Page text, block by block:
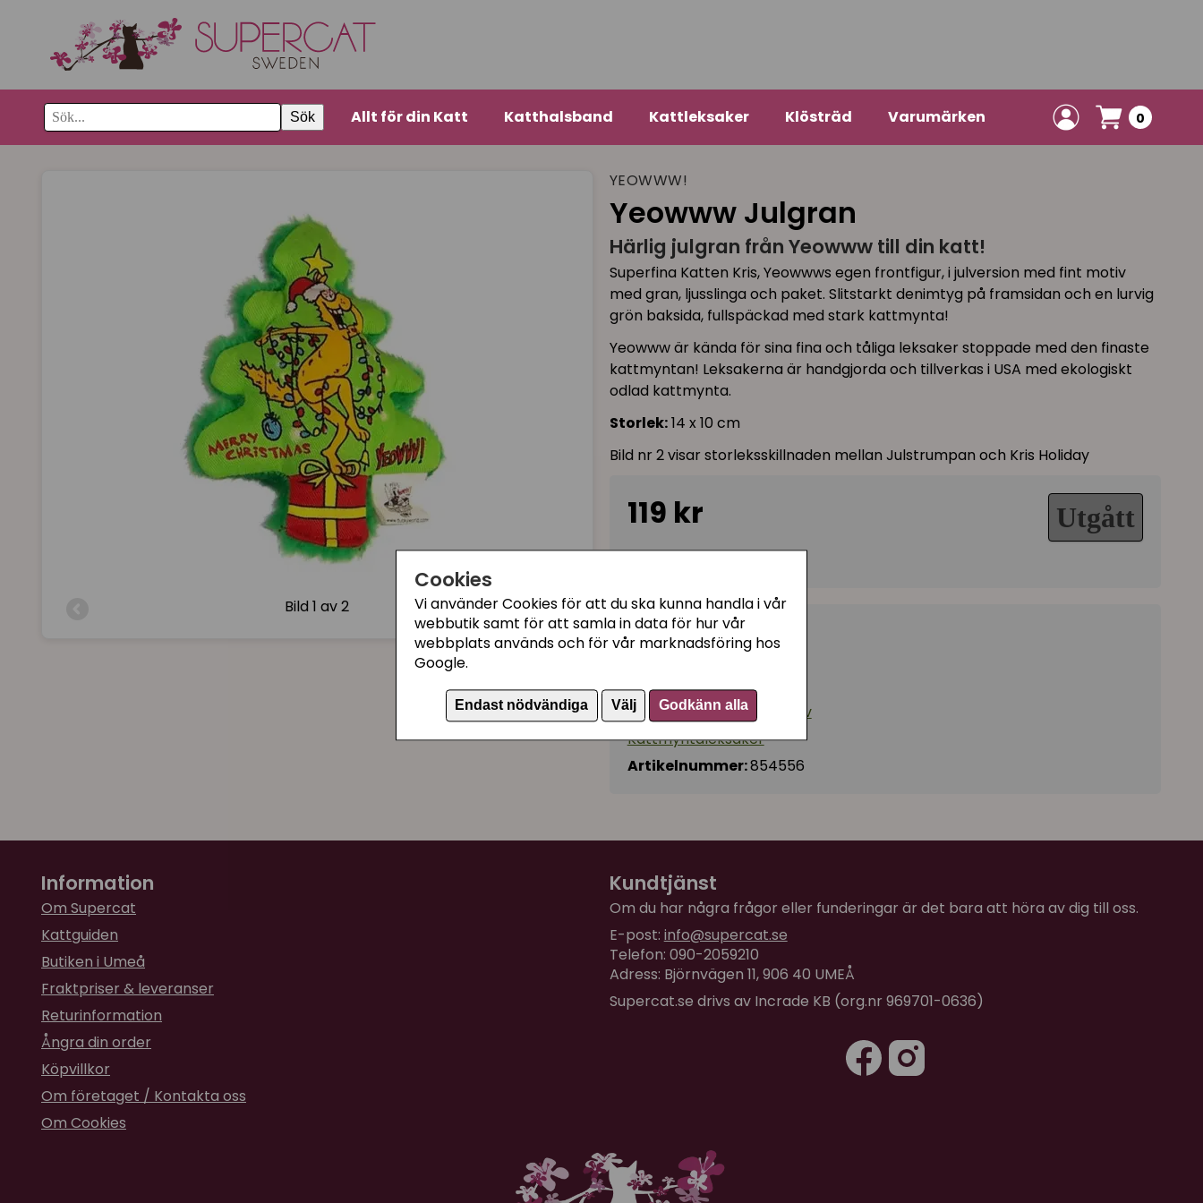
Cookies
Vi använder Cookies för att du ska kunna handla i vår
webbutik samt för att samla in data för hur vår
webbplats används och för vår marknadsföring hos
Google.
Endast nödvändiga Välj Godkänn alla
Sök Allt för din Katt Katthalsband Kattleksaker Klösträd Varumärken 0
Bild1 av 2
YEOWWW!
Yeowww Julgran
Härlig julgran från Yeowww till din katt!
Superfina Katten Kris, Yeowwws egen frontfigur, i julversion med fint motiv
med gran, ljusslinga och paket. Slitstarkt denimtyg på framsidan och en lurvig
grön baksida, fullspäckad med stark kattmynta!
Yeowww är kända för sina fina och tåliga leksaker stoppade med den finaste
kattmyntan! Leksakerna är handgjorda och tillverkas i USA med ekologiskt
odlad kattmynta.
Storlek:14 x 10 cm
Bild nr 2 visar storleksskillnaden mellan Julstrumpan och Kris Holiday
119 kr Utgått
Kategorier:
Juliga kattprodukter
Kattleksaker
Kattleksaker med julmotiv
Kattmyntaleksaker
Artikelnummer:854556
Information
Om Supercat
Kattguiden
Butiken i Umeå
Fraktpriser & leveranser
Returinformation
Ångra din order
Köpvillkor
Om företaget / Kontakta oss
Om Cookies
Kundtjänst
Om du har några frågor eller funderingar är det bara att höra av dig till oss.
E-post: info@supercat.se
Telefon: 090-2059210
Adress: Björnvägen 11, 906 40 UMEÅ
Supercat.se drivs av Incrade KB (org.nr 969701-0636)